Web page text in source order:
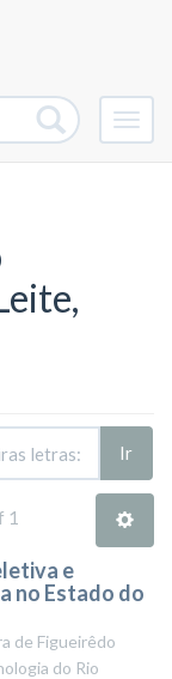
Ir
1
e
no Estado do
de Figueirêdo
do Rio